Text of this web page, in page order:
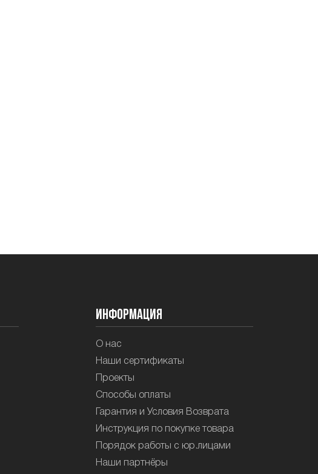
Информация
О нас
Наши сертификаты
Проекты
Способы оплаты
Гарантия и Условия Возврата
Инструкция по покупке товара
Порядок работы с юр.лицами
Наши партнёры